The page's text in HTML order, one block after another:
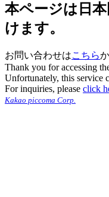
本ページは日
けます。
お問い合わせはこちら
Thank you for accessing
Unfortunately, this service
For inquiries, please click
Kakao piccoma Corp.